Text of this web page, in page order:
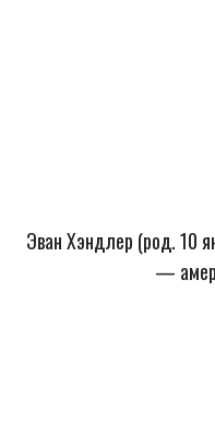
Эван Хэндлер (род. 10
—